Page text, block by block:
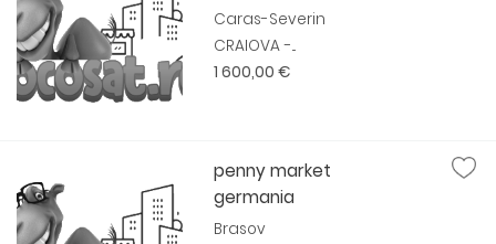
Caras-Severin
CRAIOVA -...
1 600,00 €
penny market
germania
Brasov